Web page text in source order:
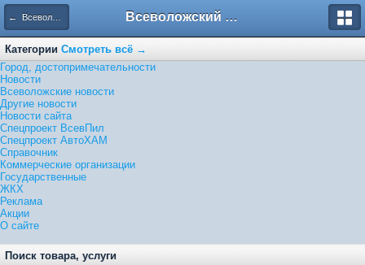
← Всеволожские новости Всеволожский форум
Категории Смотреть всё →
Город, достопримечательности
Новости
Всеволожские новости
Другие новости
Новости сайта
Спецпроект ВсевПил
Спецпроект АвтоХАМ
Справочник
Коммерческие организации
Государственные
ЖКХ
Реклама
Акции
О сайте
Поиск товара, услуги